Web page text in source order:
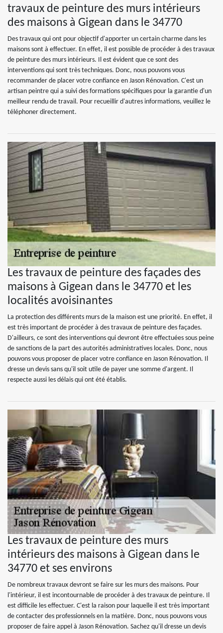
travaux de peinture des murs intérieurs
des maisons à Gigean dans le 34770
Des travaux qui ont pour objectif d'apporter un certain charme dans les
maisons sont à effectuer. En effet, il est possible de procéder à des travaux
de peinture des murs intérieurs. Il est évident que ce sont des
interventions qui sont très techniques. Donc, nous pouvons vous
recommander de placer votre confiance en Jason Rénovation. C'est un
artisan peintre qui a suivi des formations spécifiques pour la garantie d'un
meilleur rendu de travail. Pour recueillir d'autres informations, veuillez le
téléphoner directement.
Les travaux de peinture des façades des
maisons à Gigean dans le 34770 et les
localités avoisinantes
La protection des différents murs de la maison est une priorité. En effet, il
est très important de procéder à des travaux de peinture des façades.
D'ailleurs, ce sont des interventions qui devront être effectuées sous peine
de sanctions de la part des autorités administratives locales. Donc, nous
pouvons vous proposer de placer votre confiance en Jason Rénovation. Il
dresse un devis sans qu'il soit utile de payer une somme d'argent. Il
respecte aussi les délais qui ont été établis.
Les travaux de peinture des murs
intérieurs des maisons à Gigean dans le
34770 et ses environs
De nombreux travaux devront se faire sur les murs des maisons. Pour
l'intérieur, il est incontournable de procéder à des travaux de peinture. Il
est difficile les effectuer. C'est la raison pour laquelle il est très important
de contacter des professionnels en la matière. Donc, nous pouvons vous
proposer de faire appel à Jason Rénovation. Sachez qu'il dresse un devis